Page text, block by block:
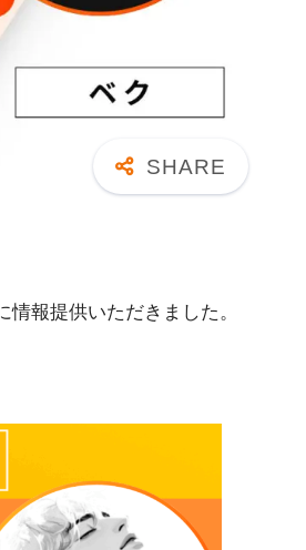
情報提供いただきました。